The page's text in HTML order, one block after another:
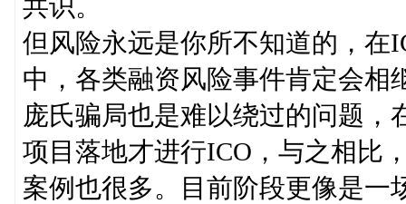
共识。
但风险永远是你所不知道的，在
中，各类融资风险事件肯定会相
庞氏骗局也是难以绕过的问题，
项目落地才进行ICO，与之相比
案例也很多。目前阶段更像是一